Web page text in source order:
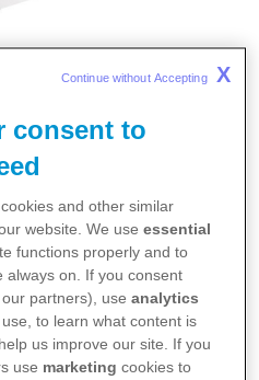
für ein
einer
consent to
and other similar
website. We useessential
functions properly and to
always on. If you consent
our partners), useanalytics
to learn what content is
us improve our site. If you
use marketing cookies to
Continue without Accepting X